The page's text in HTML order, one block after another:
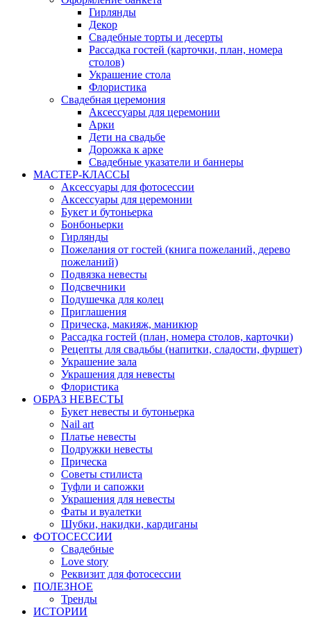
Гирлянды
Декор
Свадебные торты и десерты
Рассадка гостей (карточки, план, номера
столов)
Украшение стола
Флористика
Свадебная церемония
Аксессуары для церемонии
Арки
Дети на свадьбе
Дорожка к арке
Свадебные указатели и баннеры
МАСТЕР-КЛАССЫ
Аксессуары для фотосессии
Аксессуары для церемонии
Букет и бутоньерка
Бонбоньерки
Гирлянды
Пожелания от гостей (книга пожеланий, дерево
пожеланий)
Подвязка невесты
Подсвечники
Подушечка для колец
Приглашения
Прическа, макияж, маникюр
Рассадка гостей (план, номера столов, карточки)
Рецепты для свадьбы (напитки, сладости, фуршет)
Украшение зала
Украшения для невесты
Флористика
ОБРАЗ НЕВЕСТЫ
Букет невесты и бутоньерка
Nail art
Платье невесты
Подружки невесты
Прическа
Советы стилиста
Туфли и сапожки
Украшения для невесты
Фаты и вуалетки
Шубки, накидки, кардиганы
ФОТОСЕССИИ
Свадебные
Love story
Реквизит для фотосессии
ПОЛЕЗНОЕ
Тренды
ИСТОРИИ